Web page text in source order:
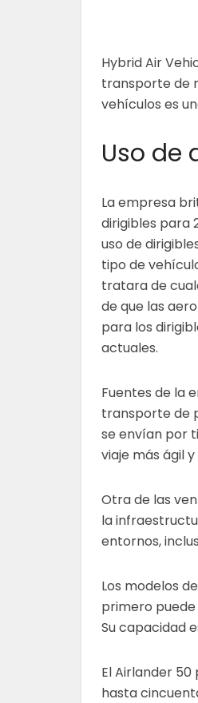
Hybrid Air
transporte de
vehículos es
Uso de
La empresa
dirigibles para
uso de
tipo de
tratara de
de que las
para los
actuales.
Fuentes de la
transporte de
se envían por
viaje más ágil
Otra de las
la
entornos,
Los modelos
primero
Su capacidad
El Airlander
hasta